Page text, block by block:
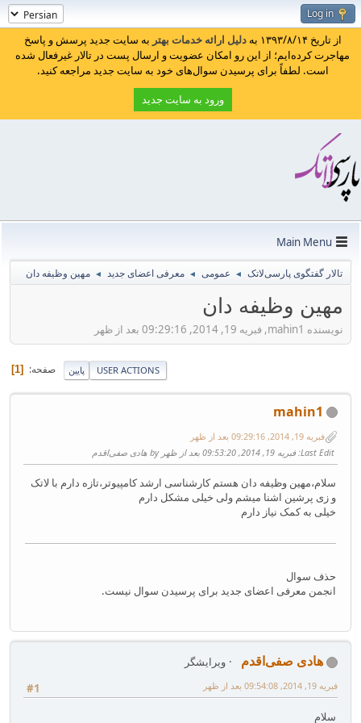
Log in
از تاریخ ۱۳۹۳/۸/۱۴ به دلیل ارائه خدمات بهتر به سایت جدید پرسش و پاسخ
مهاجرت کرده‌ایم؛ از این رو امکان عضویت و ارسال پست در تالار غیرفعال شده
است. لطفاً برای پرسیدن سوال‌های خود به سایت جدید مراجعه کنید.
ورود به سایت جدید
Main Menu
تالار گفتگوی پارسی‌لاتک ◄ عمومی ◄ معرفی اعضای جدید ◄ مهین وظیفه دان
مهین وظیفه دان
نویسنده mahin1, فبریه 19, 2014, 09:29:16 بعد از ظهر
پایین صفحه 1 USER ACTIONS
mahin1
فبریه 19, 2014, 09:29:16 بعد از ظهر
Last Edit: فبریه 19, 2014, 09:53:20 بعد از ظهر by هادی صفی‌اقدم
سلام،مهین وظیفه دان هستم کارشناسی ارشد کامپیوتر،تازه دارم با لاتک
و زی پرشین اشنا میشم ولی خیلی مشکل دارم
خیلی به کمک نیاز دارم
حذف سوال
انجمن معرفی اعضای جدید برای پرسیدن سوال نیست.
هادی صفی‌اقدم
ویرایشگر
#1
فبریه 19, 2014, 09:54:08 بعد از ظهر
سلام